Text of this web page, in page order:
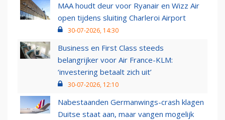
MAA houdt deur voor Ryanair en Wizz Air
open tijdens sluiting Charleroi Airport
30-07-2026, 14:30
Business en First Class steeds
belangrijker voor Air France-KLM:
‘investering betaalt zich uit’
30-07-2026, 12:10
Nabestaanden Germanwings-crash klagen
Duitse staat aan, maar vangen mogelijk